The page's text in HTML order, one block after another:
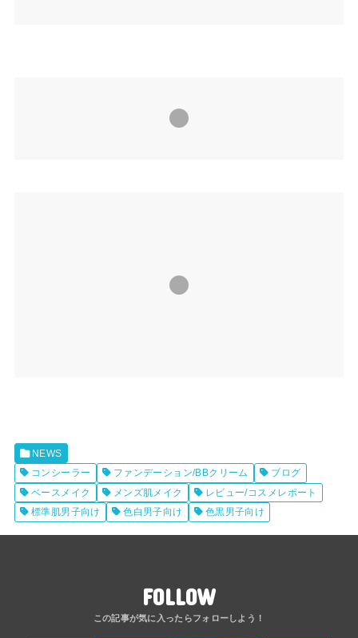
NEWS
コンシーラー
ファンデーション/BBクリーム
ブログ
ベースメイク
メンズ肌メイク
レビュー/コスメレポート
標準肌男子向け
色白男子向け 色黒男子向け
FOLLOW